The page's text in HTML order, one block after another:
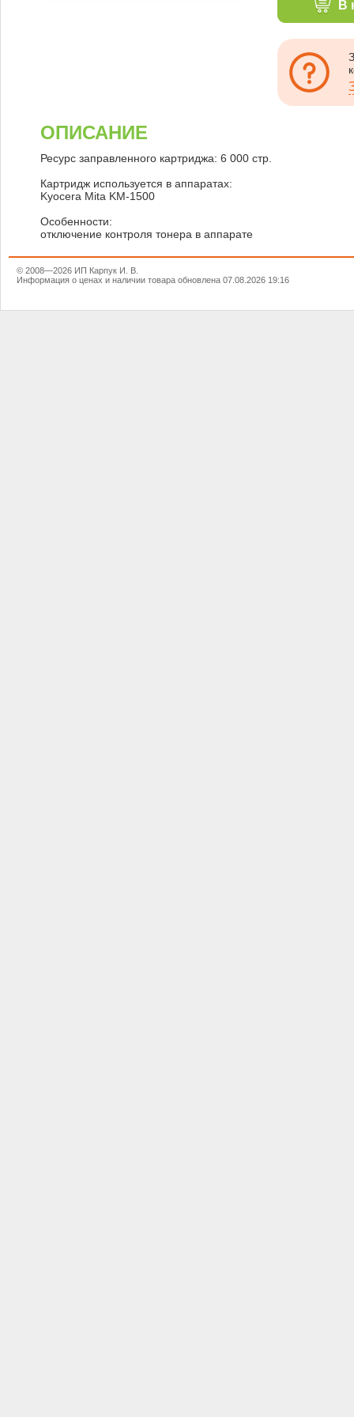
В
ОПИСАНИЕ
Ресурс заправленного картриджа: 6 000 стр.
Картридж используется в аппаратах:
Kyocera Mita KM-1500
Особенности:
отключение контроля тонера в аппарате
© 2008—2026 ИП Карпук И. В.
Информация о ценах и наличии товара обновлена 07.08.2026 19:16